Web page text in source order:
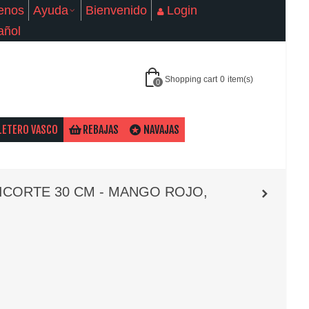
Ayuda Bienvenido
Login
0 Shopping cart 0 item(s)
VASCO REBAJAS NAVAJAS
30 CM - MANGO ROJO,